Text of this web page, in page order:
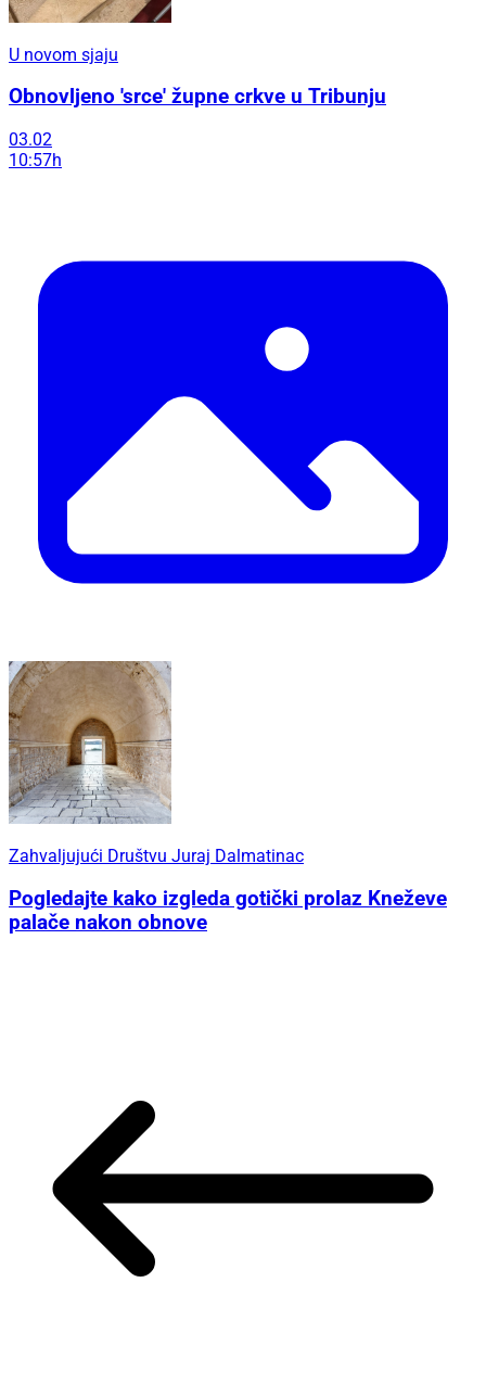
U novom sjaju
Obnovljeno 'srce' župne crkve u Tribunju
03.02
10:57h
Zahvaljujući Društvu Juraj Dalmatinac
Pogledajte kako izgleda gotički prolaz Kneževe
palače nakon obnove